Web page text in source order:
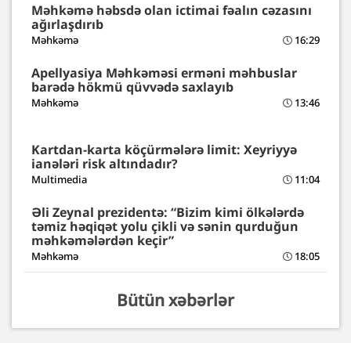
Məhkəmə həbsdə olan ictimai fəalın cəzasını
ağırlaşdırıb
Məhkəmə 16:29
Apellyasiya Məhkəməsi erməni məhbuslar
barədə hökmü qüvvədə saxlayıb
Məhkəmə 13:46
Kartdan-karta köçürmələrə limit: Xeyriyyə
ianələri risk altındadır?
Multimedia 11:04
Əli Zeynal prezidentə: “Bizim kimi ölkələrdə
təmiz həqiqət yolu çikli və sənin qurduğun
məhkəmələrdən keçir”
Məhkəmə 18:05
Bütün xəbərlər